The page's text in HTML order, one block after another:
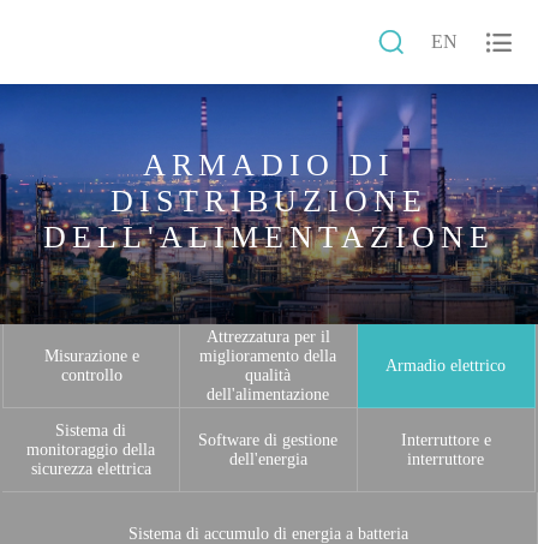
 EN 
ARMADIO DI
DISTRIBUZIONE
DELL'ALIMENTAZIONE
Misurazione e
controllo
Attrezzatura per il
miglioramento della
qualità
dell'alimentazione
Armadio elettrico
Sistema di
monitoraggio della
sicurezza elettrica
Software di gestione
dell'energia
Interruttore e
interruttore
Sistema di accumulo di energia a batteria